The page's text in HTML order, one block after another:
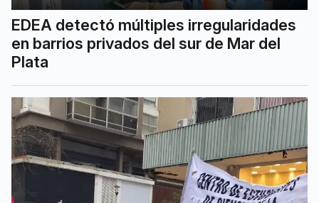
EDEA detectó múltiples irregularidades
en barrios privados del sur de Mar del
Plata